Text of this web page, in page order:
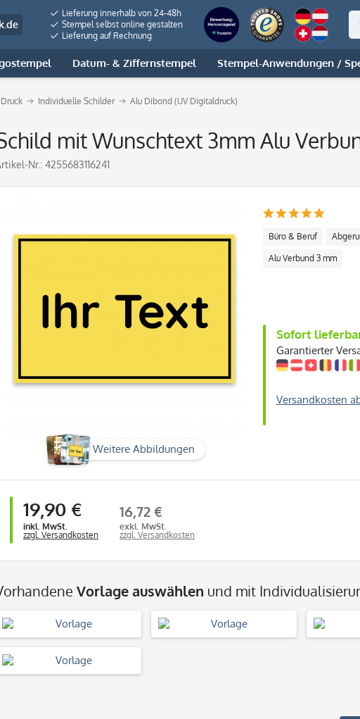
Lieferung innerhalb von 24-48h
Stempel selbst online gestalten
Lieferung auf Rechnung
Datum- & Ziffernstempel Stempel-Anwendungen /
Individuelle Schilder Alu Dibond (UV Digitaldruck)
mit Wunschtext 3mm Alu
Nr.: 4255683116241
Weitere Abbildungen
Büro & Beruf
Alu Verbund 3 mm
Sofort
Garantierter
Versandkosten
19,90 €
inkl. MwSt.
zzgl. Versandkosten
16,72 €
exkl. MwSt.
zzgl. Versandkosten
Vorlage auswählen und mit